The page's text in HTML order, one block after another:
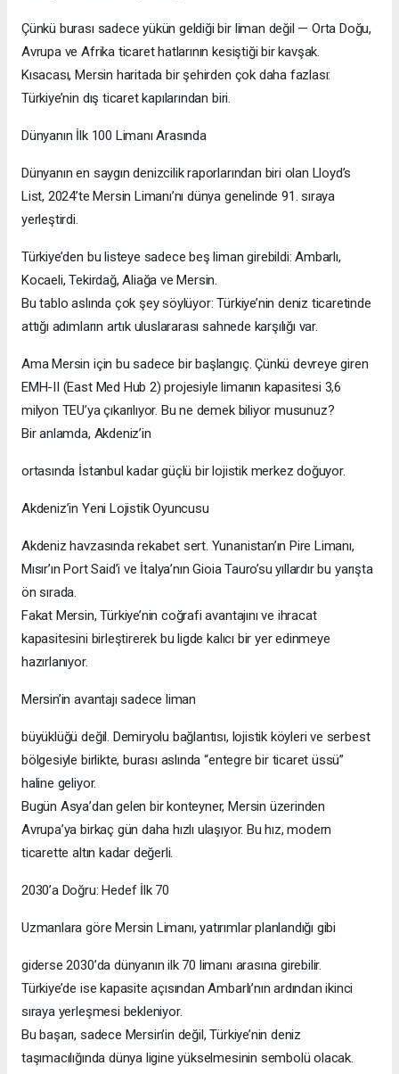
Çünkü burası sadece yükün geldiği bir liman değil — Orta Doğu,
Avrupa ve Afrika ticaret hatlarının kesiştiği bir kavşak.
Kısacası, Mersin haritada bir şehirden çok daha fazlası:
Türkiye’nin dış ticaret kapılarından biri.
Dünyanın İlk 100 Limanı Arasında
Dünyanın en saygın denizcilik raporlarından biri olan Lloyd’s
List, 2024’te Mersin Limanı’nı dünya genelinde 91. sıraya
yerleştirdi.
Türkiye’den bu listeye sadece beş liman girebildi: Ambarlı,
Kocaeli, Tekirdağ, Aliağa ve Mersin.
Bu tablo aslında çok şey söylüyor: Türkiye’nin deniz ticaretinde
attığı adımların artık uluslararası sahnede karşılığı var.
Ama Mersin için bu sadece bir başlangıç. Çünkü devreye giren
EMH-II (East Med Hub 2) projesiyle limanın kapasitesi 3,6
milyon TEU’ya çıkarılıyor. Bu ne demek biliyor musunuz?
Bir anlamda, Akdeniz’in
ortasında İstanbul kadar güçlü bir lojistik merkez doğuyor.
Akdeniz’in Yeni Lojistik Oyuncusu
Akdeniz havzasında rekabet sert. Yunanistan’ın Pire Limanı,
Mısır’ın Port Said’i ve İtalya’nın Gioia Tauro’su yıllardır bu yarışta
ön sırada.
Fakat Mersin, Türkiye’nin coğrafi avantajını ve ihracat
kapasitesini birleştirerek bu ligde kalıcı bir yer edinmeye
hazırlanıyor.
Mersin’in avantajı sadece liman
büyüklüğü değil. Demiryolu bağlantısı, lojistik köyleri ve serbest
bölgesiyle birlikte, burası aslında “entegre bir ticaret üssü”
haline geliyor.
Bugün Asya’dan gelen bir konteyner, Mersin üzerinden
Avrupa’ya birkaç gün daha hızlı ulaşıyor. Bu hız, modern
ticarette altın kadar değerli.
2030’a Doğru: Hedef İlk 70
Uzmanlara göre Mersin Limanı, yatırımlar planlandığı gibi
giderse 2030’da dünyanın ilk 70 limanı arasına girebilir.
Türkiye’de ise kapasite açısından Ambarlı’nın ardından ikinci
sıraya yerleşmesi bekleniyor.
Bu başarı, sadece Mersin’in değil, Türkiye’nin deniz
taşımacılığında dünya ligine yükselmesinin sembolü olacak.